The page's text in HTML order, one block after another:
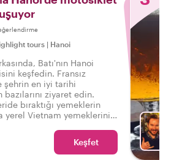
tours | Hanoi
Batı'nın Hanoi
keşfedin. Fransız
şehrin en iyi tarihi
bazılarını ziyaret edin.
bıraktığı yemeklerin
yerel Vietnam yemeklerini
öğrenin!
Keşfet